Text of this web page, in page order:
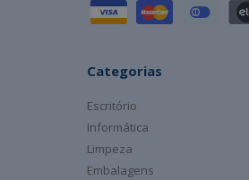
Categorias
Escritório
Informática
Limpeza
Embalagens